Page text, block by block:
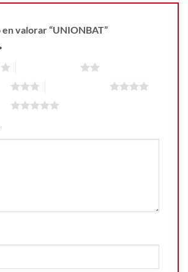
valorar “UNIONBAT”